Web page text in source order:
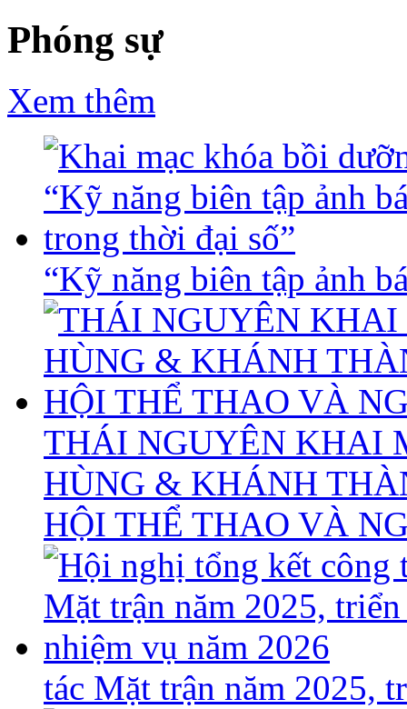
Phóng sự
Xem thêm
“Kỹ năng biên tập ảnh
THÁI NGUYÊN KHAI
HÙNG & KHÁNH
HỘI THỂ THAO VÀ
tác Mặt trận năm 2025,